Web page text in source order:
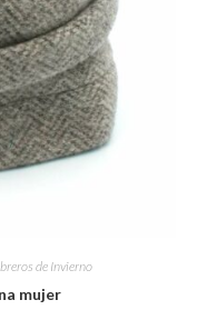
de Invierno
mujer